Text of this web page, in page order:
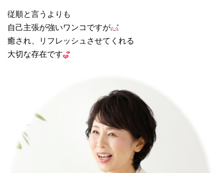
従順と言うよりも
自己主張が強いワンコですが
癒され、リフレッシュさせてくれる
大切な存在です